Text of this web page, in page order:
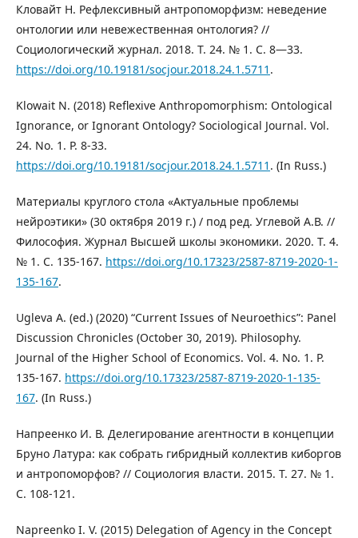
Кловайт Н. Рефлексивный антропоморфизм: неведение
онтологии или невежественная онтология? //
Социологический журнал. 2018. Т. 24. № 1. С. 8—33.
https://doi.org/10.19181/socjour.2018.24.1.5711 .
Klowait N. (2018) Reflexive Anthropomorphism: Ontological
Ignorance, or Ignorant Ontology? Sociological Journal. Vol.
24. No. 1. P. 8-33.
https://doi.org/10.19181/socjour.2018.24.1.5711 . (In Russ.)
Материалы круглого стола «Актуальные проблемы
нейроэтики» (30 октября 2019 г.) / под ред. Углевой А.В. //
Философия. Журнал Высшей школы экономики. 2020. Т. 4.
№ 1. С. 135-167. https://doi.org/10.17323/2587-8719-2020-1-
135-167.
Ugleva A. (ed.) (2020) “Сurrent Issues of Neuroethics”: Panel
Discussion Chronicles (October 30, 2019). Philosophy.
Journal of the Higher School of Economics. Vol. 4. No. 1. P.
135-167. https://doi.org/10.17323/2587-8719-2020-1-135-
167. (In Russ.)
Напреенко И. В. Делегирование агентности в концепции
Бруно Латура: как собрать гибридный коллектив киборгов
и антропоморфов? // Социология власти. 2015. Т. 27. № 1.
С. 108-121.
Napreenko I. V. (2015) Delegation of Agency in the Concept